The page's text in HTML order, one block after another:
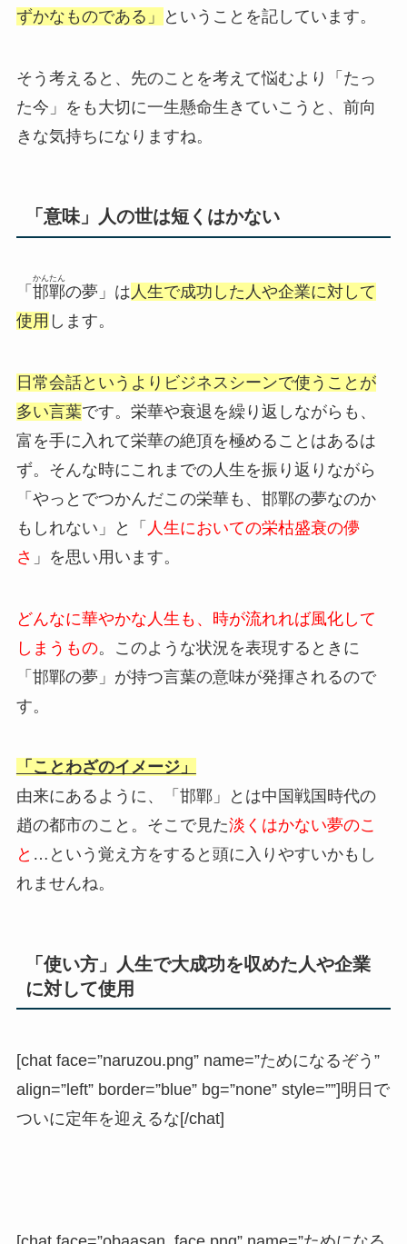
ずかなものである」 ということを記しています。
そう考えると、先のことを考えて悩むより「たっ
た今」をも大切に一生懸命生きていこうと、前向
きな気持ちになりますね。
「意味」人の世は短くはかない
「 邯鄲
かんたん
の夢」は 人生で成功した人や企業に対して
使用 します。
日常会話というよりビジネスシーンで使うことが
多い言葉です。栄華や衰退を繰り返しながらも、
富を手に入れて栄華の絶頂を極めることはあるは
ず。そんな時にこれまでの人生を振り返りながら
「やっとでつかんだこの栄華も、邯鄲の夢なのか
もしれない」と「 人生においての栄枯盛衰の儚
さ 」を思い用います。
どんなに華やかな人生も、時が流れれば風化して
しまうもの。このような状況を表現するときに
「邯鄲の夢」が持つ言葉の意味が発揮されるので
す。
「ことわざのイメージ」
由来にあるように、「邯鄲」とは中国戦国時代の
趙の都市のこと。そこで見た淡くはかない夢のこ
と …という覚え方をすると頭に入りやすいかもし
れませんね。
「使い方」人生で大成功を収めた人や企業
に対して使用
[chat face=”naruzou.png” name=”ためになるぞう”
align=”left” border=”blue” bg=”none” style=””]明日で
ついに定年を迎えるな[/chat]